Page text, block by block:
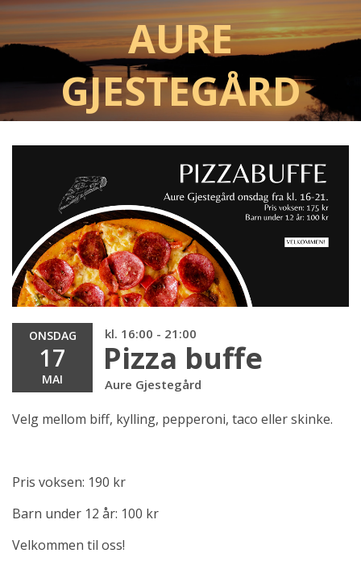
Aure
Gjestegård
ONSDAG
17
MAI
kl. 16:00 - 21:00
Pizza buffe
Aure Gjestegård
Velg mellom biff, kylling, pepperoni, taco eller skinke.
Pris voksen: 190 kr
Barn under 12 år: 100 kr
Velkommen til oss!